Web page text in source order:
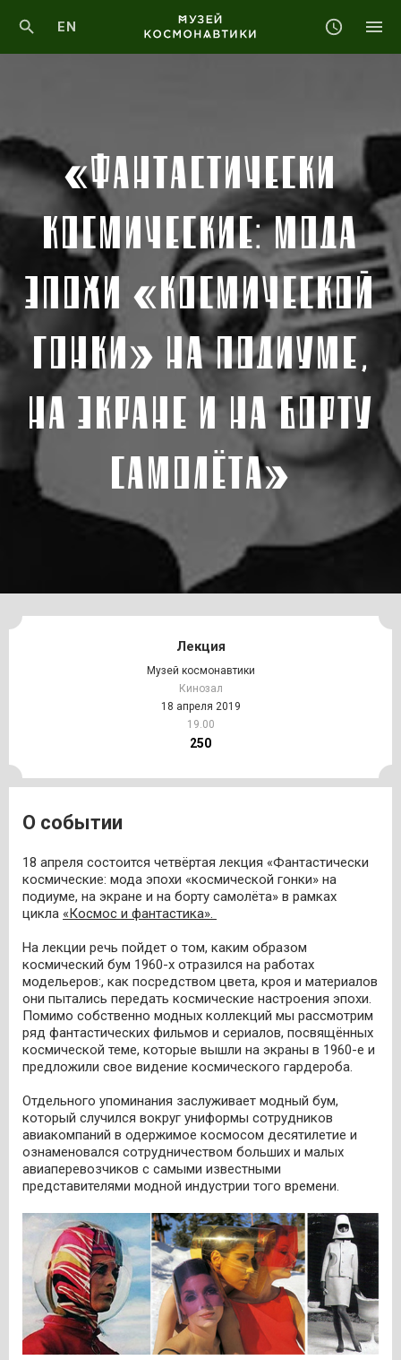
EN
«ФАНТАСТИЧЕСКИ
КОСМИЧЕСКИЕ: МОДА
ЭПОХИ «КОСМИЧЕСКОЙ
ГОНКИ» НА ПОДИУМЕ,
НА ЭКРАНЕ И НА БОРТУ
САМОЛЁТА»
Лекция
Музей космонавтики
Кинозал
18 апреля 2019
19.00
250
О событии
18 апреля состоится четвёртая лекция «Фантастически
космические: мода эпохи «космической гонки» на
подиуме, на экране и на борту самолёта» в рамках
цикла «Космос и фантастика».
На лекции речь пойдет о том, каким образом
космический бум 1960-х отразился на работах
модельеров:, как посредством цвета, кроя и материалов
они пытались передать космические настроения эпохи.
Помимо собственно модных коллекций мы рассмотрим
ряд фантастических фильмов и сериалов, посвящённых
космической теме, которые вышли на экраны в 1960-е и
предложили свое видение космического гардероба.
Отдельного упоминания заслуживает модный бум,
который случился вокруг униформы сотрудников
авиакомпаний в одержимое космосом десятилетие и
ознаменовался сотрудничеством больших и малых
авиаперевозчиков с самыми известными
представителями модной индустрии того времени.